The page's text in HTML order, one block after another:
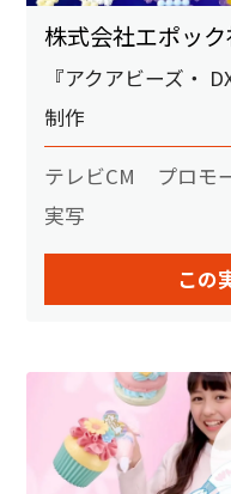
株式会社エポッ
『アクアビーズ・
制作
テレビCM プロモ
実写
この